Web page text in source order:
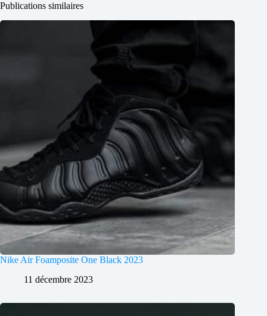
Publications similaires
Nike Air Foamposite One Black 2023
11 décembre 2023